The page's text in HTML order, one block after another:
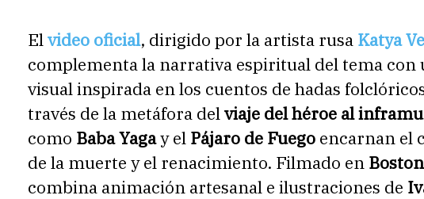
Elvideo oficial, dirigido por la artista rusa Katya
complementa la narrativa espiritual del tema con
visual inspirada en los cuentos de hadas
través de la metáfora delviaje del héroe al
como Baba Yagay el Pájaro de Fuego encarnan el
de la muerte y el renacimiento. Filmado en
combina animación artesanal e ilustraciones de